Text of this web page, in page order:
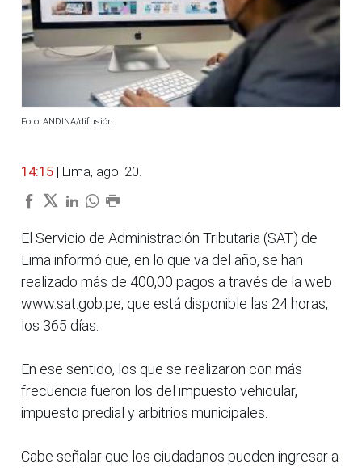
Foto: ANDINA/difusión.
14:15 | Lima, ago. 20.
El Servicio de Administración Tributaria (SAT) de
Lima informó que, en lo que va del año, se han
realizado más de 400,00 pagos a través de la web
www.sat.gob.pe, que está disponible las 24 horas,
los 365 días.
En ese sentido, los que se realizaron con más
frecuencia fueron los del impuesto vehicular,
impuesto predial y arbitrios municipales.
Cabe señalar que los ciudadanos pueden ingresar a